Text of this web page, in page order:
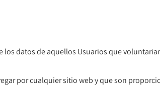
datos de aquellos Usuarios que
por cualquier sitio web y que son